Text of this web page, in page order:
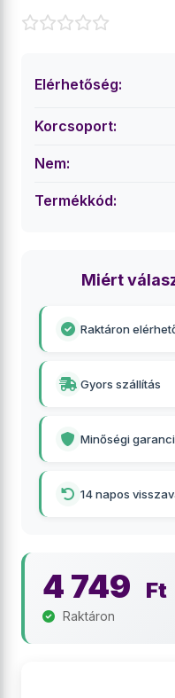
Elérhetőség:
Korcsoport:
Nem:
Termékkód:
Miért
Raktáron
Gyors szállítás
Minőségi
14 napos
4 749 Ft
Raktáron